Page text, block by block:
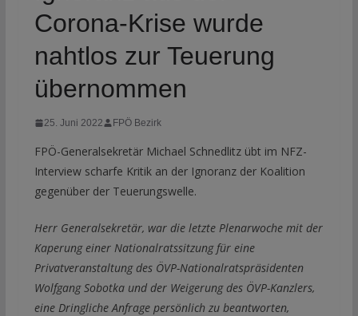
Corona-Krise wurde
nahtlos zur Teuerung
übernommen
25. Juni 2022 FPÖ Bezirk
FPÖ-Generalsekretär Michael Schnedlitz übt im NFZ-
Interview scharfe Kritik an der Ignoranz der Koalition
gegenüber der Teuerungswelle.
Herr Generalsekretär, war die letzte Plenarwoche mit der
Kaperung einer Nationalratssitzung für eine
Privatveranstaltung des ÖVP-Nationalratspräsidenten
Wolfgang Sobotka und der Weigerung des ÖVP-Kanzlers,
eine Dringliche Anfrage persönlich zu beantworten,